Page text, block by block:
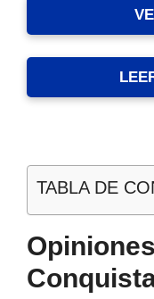
TABLA DE